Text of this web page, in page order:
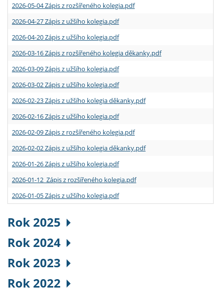
2026-05-04 Zápis z rozšířeného kolegia.pdf
2026-04-27 Zápis z užšího kolegia.pdf
2026-04-20 Zápis z užšího kolegia.pdf
2026-03-16 Zápis z rozšířeného kolegia děkanky.pdf
2026-03-09 Zápis z užšího kolegia.pdf
2026-03-02 Zápis z užšího kolegia.pdf
2026-02-23 Zápis z užšího kolegia děkanky.pdf
2026-02-16 Zápis z užšího kolegia.pdf
2026-02-09 Zápis z rozšířeného kolegia.pdf
2026-02-02 Zápis z užšího kolegia děkanky.pdf
2026-01-26 Zápis z užšího kolegia.pdf
2026-01-12 Zápis z rozšířeného kolegia.pdf
2026-01-05 Zápis z užšího kolegia.pdf
Rok 2025
Rok 2024
Rok 2023
Rok 2022